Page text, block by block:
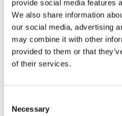
provide social media features
We also share information
our social media, advertising
may combine it with other
provided to them or that
of their services.
Selection
Necessary
OR80013456G
(ex. moms)